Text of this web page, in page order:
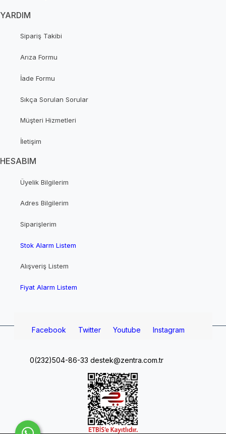
YARDIM
Sipariş Takibi
Arıza Formu
İade Formu
Sıkça Sorulan Sorular
Müşteri Hizmetleri
İletişim
HESABIM
Üyelik Bilgilerim
Adres Bilgilerim
Siparişlerim
Stok Alarm Listem
Alışveriş Listem
Fiyat Alarm Listem
Facebook Twitter Youtube Instagram
0(232)504-86-33 destek@zentra.com.tr